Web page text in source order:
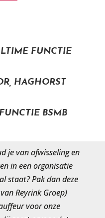
FUNCTIE
HAGHORST
BSMB
je van afwisseling en
in een organisatie
staat? Pak dan deze
Reyrink Groep)
voor onze